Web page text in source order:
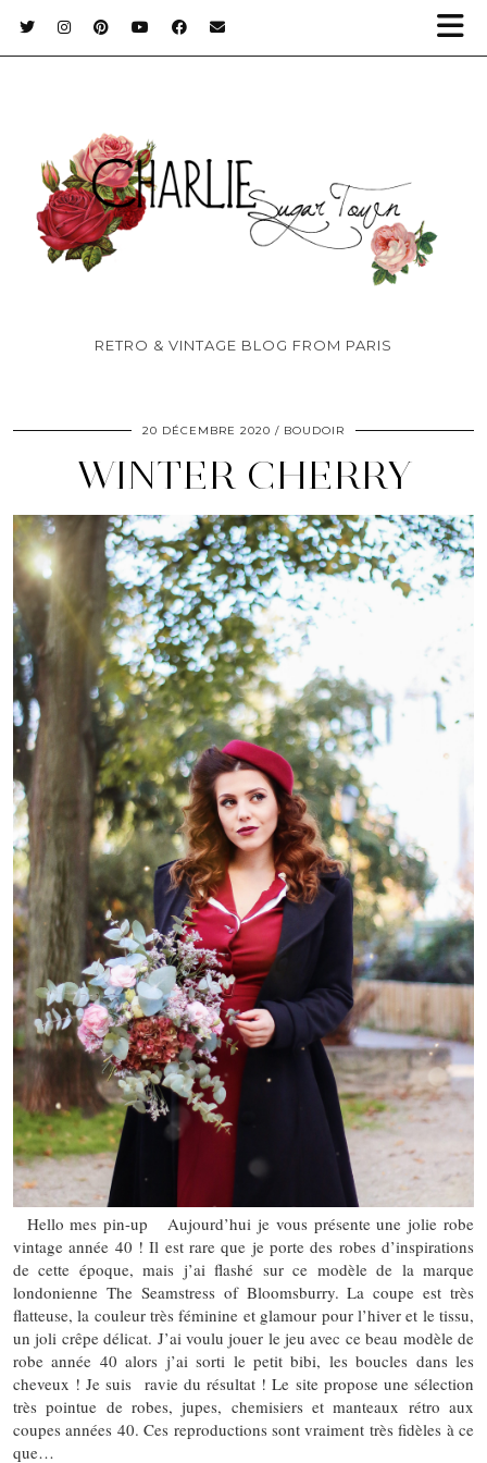
RETRO & VINTAGE BLOG FROM PARIS
20 DÉCEMBRE 2020 BOUDOIR
WINTER CHERRY
Hello mes pin-up Aujourd’hui je vous présente une jolie robe
vintage année 40 ! Il est rare que je porte des robes d’inspirations
de cette époque, mais j’ai flashé sur ce modèle de la marque
londonienne The Seamstress of Bloomsburry. La coupe est très
flatteuse, la couleur très féminine et glamour pour l’hiver et le tissu,
un joli crêpe délicat. J’ai voulu jouer le jeu avec ce beau modèle de
robe année 40 alors j’ai sorti le petit bibi, les boucles dans les
cheveux ! Je suis ravie du résultat ! Le site propose une sélection
très pointue de robes, jupes, chemisiers et manteaux rétro aux
coupes années 40. Ces reproductions sont vraiment très fidèles à ce
que…